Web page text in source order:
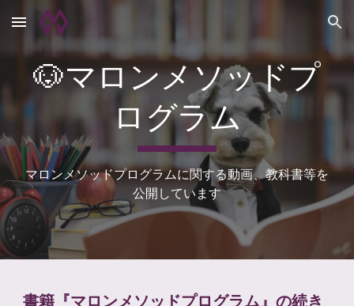
Skip to main content Skip to navigation
🐶マロンメソッドプ
ログラム
マロンメソッドプログラムに関する動画、教科書等を
公開しています
書籍『マロンメソッドプログラム』の続き